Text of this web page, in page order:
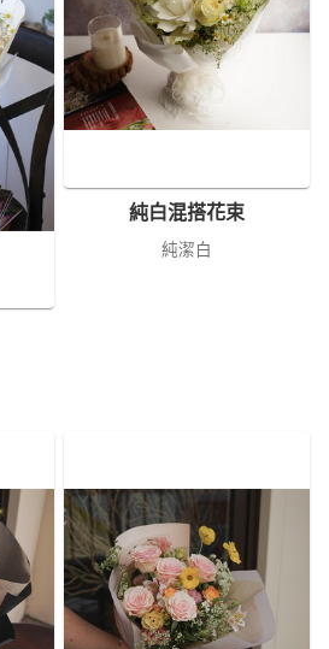
純白混搭花束
純潔白